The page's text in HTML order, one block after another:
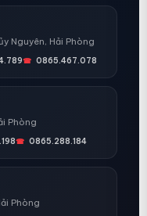
Nguyên, Hải Phòng
0865.467.078
Phòng
0865.288.184
Phòng